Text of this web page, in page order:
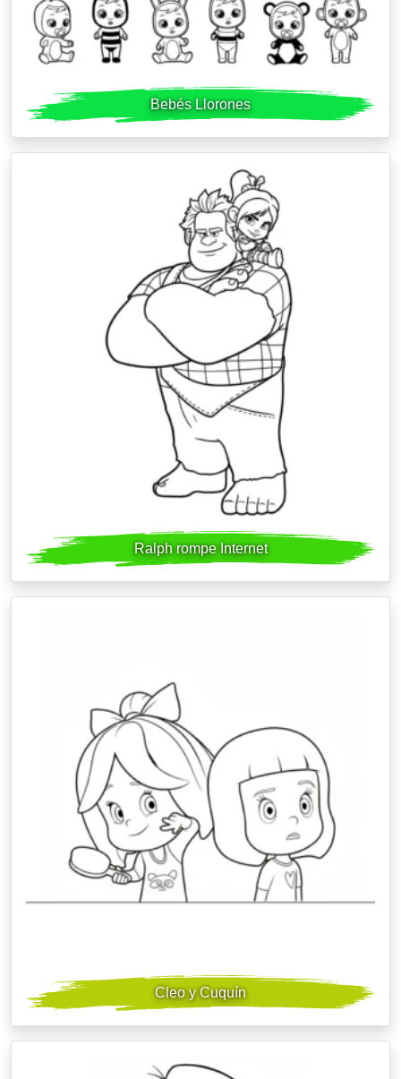
Bebés Llorones
Ralph rompe Internet
Cleo y Cuquín